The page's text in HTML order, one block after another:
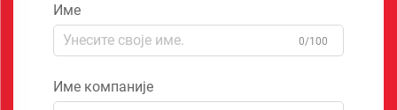
Име
0/100
Име компаније